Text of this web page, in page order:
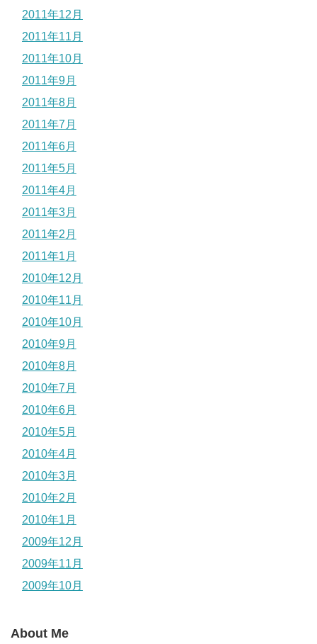
2011年12月
2011年11月
2011年10月
2011年9月
2011年8月
2011年7月
2011年6月
2011年5月
2011年4月
2011年3月
2011年2月
2011年1月
2010年12月
2010年11月
2010年10月
2010年9月
2010年8月
2010年7月
2010年6月
2010年5月
2010年4月
2010年3月
2010年2月
2010年1月
2009年12月
2009年11月
2009年10月
About Me